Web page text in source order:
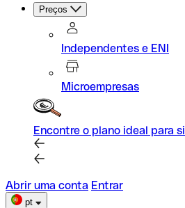
Preços
Independentes e ENI
Microempresas
Encontre o plano ideal para si
Abrir uma conta Entrar
pt